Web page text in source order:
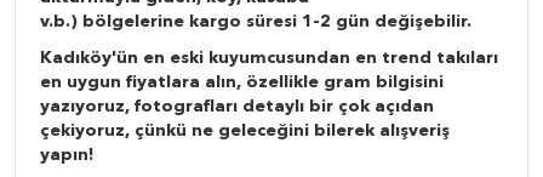
v.b.) bölgelerine kargo süresi 1-2 gün değişebilir.
Kadıköy'ün en eski kuyumcusundan en trend takıları
en uygun fiyatlara alın, özellikle gram bilgisini
yazıyoruz, fotografları detaylı bir çok açıdan
çekiyoruz, çünkü ne geleceğini bilerek alışveriş
yapın!